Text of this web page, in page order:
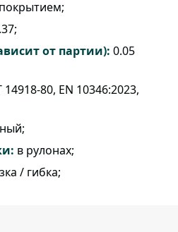
от партии): 0.05
80, EN 10346:2023,
в рулонах;
/ гибка;